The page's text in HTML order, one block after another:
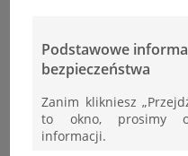
Podstawowe
bezpieczeństwa
Zanim klikniesz
to okno, prosimy o
informacji.